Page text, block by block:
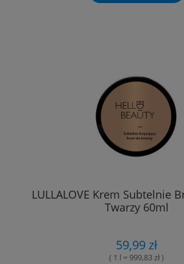
LULLALOVE Krem Subtelnie
Twarzy 60ml
59,99 zł
( 1 l = 999,83 zł )